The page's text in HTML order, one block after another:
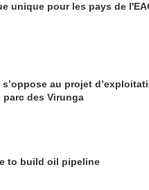
unique pour les pays de
s’oppose au projet
des Virunga
to build oil pipeline